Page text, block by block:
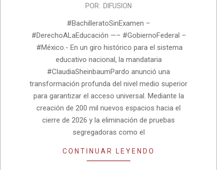
POR: DIFUSION
#BachilleratoSinExamen –
#DerechoALaEducación —– #GobiernoFederal –
#México.- En un giro histórico para el sistema
educativo nacional, la mandataria
#ClaudiaSheinbaumPardo anunció una
transformación profunda del nivel medio superior
para garantizar el acceso universal. Mediante la
creación de 200 mil nuevos espacios hacia el
cierre de 2026 y la eliminación de pruebas
segregadoras como el
CONTINUAR LEYENDO